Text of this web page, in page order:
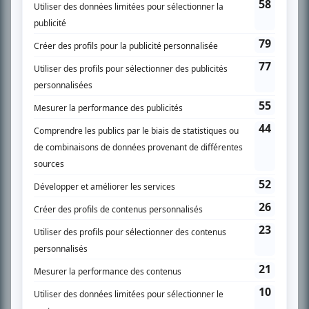
SUR LE RÉSEAU BIZZ MÉDIA
PLAN DU SITE
Accueil
Liste des oeuvres
Recherche avancée
À propos
Nous contacter
Termes et conditions
Politique de confidentialité
Gestion du consentement